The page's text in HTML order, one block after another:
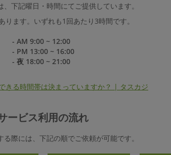
下記曜日・時間にてご提供しています。
ります。いずれも1回あたり3時間です。
- AM 9:00 ~ 12:00
- PM 13:00 ~ 16:00
- 夜 18:00 ~ 21:00
きる時間帯は決まっていますか？ | タスカジ
ービス利用の流れ
る際には、下記の順でご依頼が可能です。